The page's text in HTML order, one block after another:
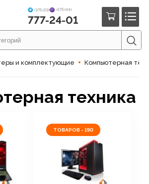
+375 (29) +375 (44)
777-24-01
и комплектующие Компьютерная
техника
ТОВАРОВ - 190